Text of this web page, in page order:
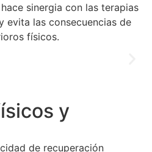
sinergia con las terapias
evita las consecuencias de
físicos.
y
de recuperación